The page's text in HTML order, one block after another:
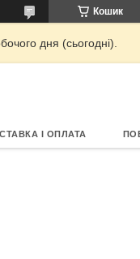
Кошик
дня (сьогодні).
І ОПЛАТА